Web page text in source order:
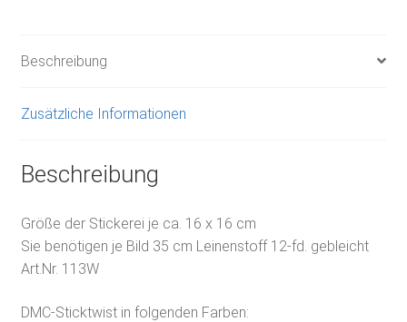
Beschreibung
Zusätzliche Informationen
Beschreibung
Größe der Stickerei je ca. 16 x 16 cm
Sie benötigen je Bild 35 cm Leinenstoff 12-fd. gebleicht
Art.Nr. 113W
DMC-Sticktwist in folgenden Farben: